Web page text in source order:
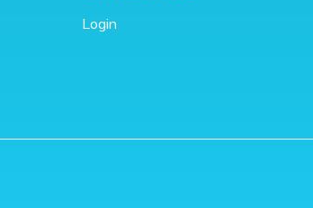
Login